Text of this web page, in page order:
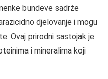
bundeve sadrže
djelovanje i mogu
Ovaj prirodni sastojak je
i mineralima koji